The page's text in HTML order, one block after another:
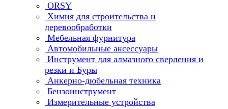
ORSY
Химия для строительства и
деревообработки
Мебельная фурнитура
Автомобильные аксессуары
Инструмент для алмазного сверления и
резки и Буры
Анкерно-дюбельная техника
Бензоинструмент
Измерительные устройства